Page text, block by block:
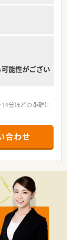
能性がござい
分ほどの距離に
とパートを含む
のために新たな
り、共に成長し
フトをご相談く
合わせ